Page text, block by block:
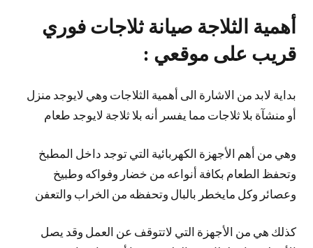
أهمية الثلاجة صيانة ثلاجات فوري
قريب على موقعي :
بداية لابد من الاشارة الى أهمية الثلاجات وهي لايوجد منزل
أو منشآة بلا ثلاجات مما يفسر أنه بلا ثلاجة لايوجد طعام
وهي من أهم الأجهزة الكهربائية التي توجد داخل المطبخ
وتحفظ الطعام بكافة أنواعه من خضار وفواكه وطبيخ
وعصائر وكل مايخطر بالبال وتحفظه من الخراب والتعفن
كذلك هي من الأجهزة التي لاتتوقف عن العمل وقد يصل